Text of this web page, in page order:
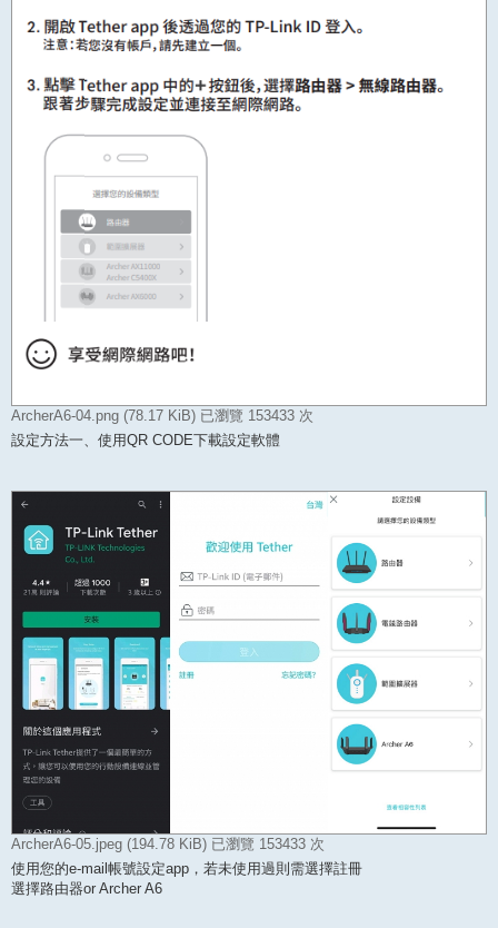
ArcherA6-04.png (78.17 KiB) 已瀏覽 153433 次
設定方法一、使用QR CODE下載設定軟體
ArcherA6-05.jpeg (194.78 KiB) 已瀏覽 153433 次
使用您的e-mail帳號設定app，若未使用過則需選擇註冊
選擇路由器or Archer A6